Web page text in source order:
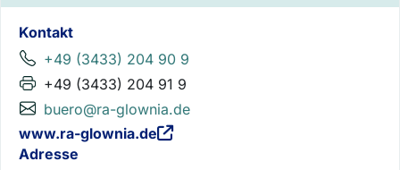
Kontakt
+49 (3433) 204 90 9
+49 (3433) 204 91 9
buero@ra-glownia.de
www.ra-glownia.de
Adresse